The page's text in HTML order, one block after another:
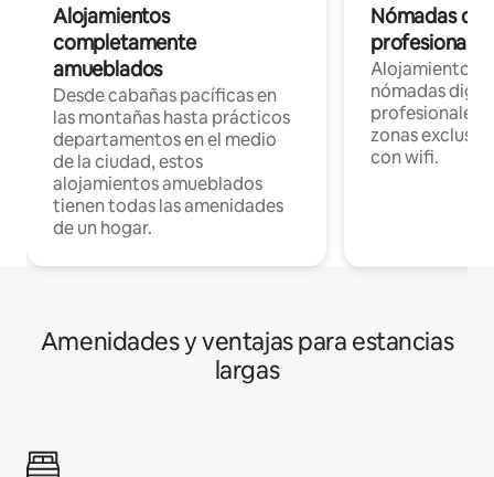
Alojamientos
completamente
amueblados
Desde cabañas pacíficas en
las montañas hasta prácticos
departamentos en el medio
de la ciudad, estos
alojamientos amueblados
tienen todas las amenidades
de un hogar.
Nómadas
Alojamientos
nómadas
profesionales
zonas
con wifi.
Amenidades y ventajas para estancias
largas